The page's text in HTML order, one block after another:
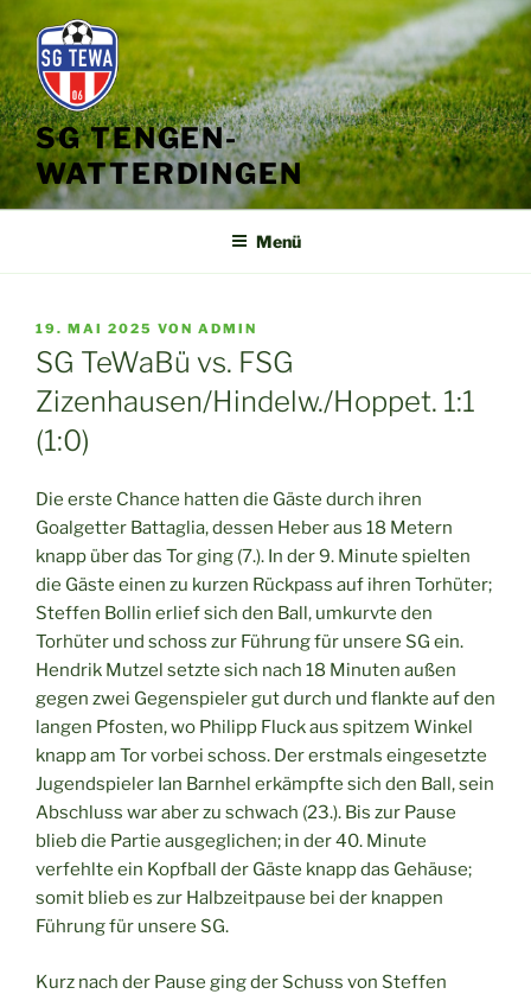
Inhalt
springen
SG TENGEN-
WATTERDINGEN
Menü
VERÖFFENTLICHT
AM
19. MAI 2025 VON ADMIN
SG TeWaBü vs. FSG
Zizenhausen/Hindelw./Hoppet. 1:1
(1:0)
Die erste Chance hatten die Gäste durch ihren
Goalgetter Battaglia, dessen Heber aus 18 Metern
knapp über das Tor ging (7.). In der 9. Minute spielten
die Gäste einen zu kurzen Rückpass auf ihren Torhüter;
Steffen Bollin erlief sich den Ball, umkurvte den
Torhüter und schoss zur Führung für unsere SG ein.
Hendrik Mutzel setzte sich nach 18 Minuten außen
gegen zwei Gegenspieler gut durch und flankte auf den
langen Pfosten, wo Philipp Fluck aus spitzem Winkel
knapp am Tor vorbei schoss. Der erstmals eingesetzte
Jugendspieler Ian Barnhel erkämpfte sich den Ball, sein
Abschluss war aber zu schwach (23.). Bis zur Pause
blieb die Partie ausgeglichen; in der 40. Minute
verfehlte ein Kopfball der Gäste knapp das Gehäuse;
somit blieb es zur Halbzeitpause bei der knappen
Führung für unsere SG.
Kurz nach der Pause ging der Schuss von Steffen